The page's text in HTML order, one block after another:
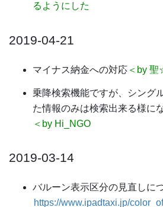
るようにした
2019-04-21
マイナス納金への対応 ＜by
乗降検索機能ですが、シング
た情報のみは検索出来る様に
＜by Hi_NGO
2019-03-14
バルーン表示区分の見直しに
https://www.ipadtaxi.jp/